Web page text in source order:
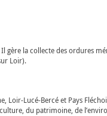
la collecte des ordures
Loir).
Loir-Lucé-Bercé et Pays
du patrimoine, de